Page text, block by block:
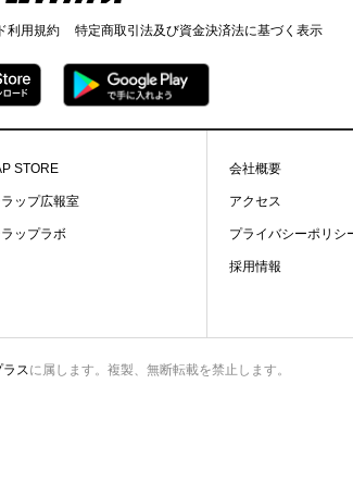
利用規約 特定商取引法及び資金決済法に基づく表示
STORE
ップ広報室
ップラボ
会社概要
アクセス
プライバシーポリシ
採用情報
ス に属します。複製、無断転載を禁止します。